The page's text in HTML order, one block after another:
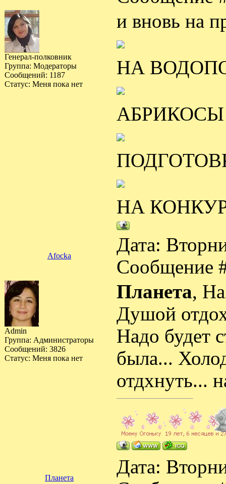
Генерал-полковник
Группа: Модераторы
Сообщений: 1187
Статус: Меня пока нет
и вновь на
НА
АБРИКОСЫ
НА
Afocka
Дата:
Сообщение
Admin
Группа: Администраторы
Сообщений: 3826
Статус: Меня пока нет
Планета,
Душой
Надо будет
была...
отдхнуть...
Планета
Дата: